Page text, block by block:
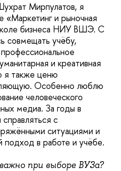
Мирпулатов, я
«Маркетинг и рыночная
бизнеса НИУ ВШЭ. С
совмещать учёбу,
и креативная
я также ценю
Особенно люблю
человеческого
медиа. За годы в
с
ситуациями и
подход в работе и учёбе.
при выборе ВУЗа?